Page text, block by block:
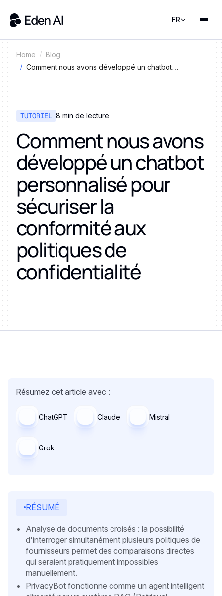
FR
Home
Blog
Comment nous avons développé un chatbot
TUTORIEL 8 min de lecture
Comment nous avons
développé un chatbot
personnalisé pour
sécuriser la
conformité aux
politiques de
confidentialité
Résumez cet article avec :
ChatGPT Claude Mistral
Grok
RÉSUMÉ
Analyse de documents croisés : la possibilité
d'interroger simultanément plusieurs politiques de
fournisseurs permet des comparaisons directes
qui seraient pratiquement impossibles
manuellement.
PrivacyBot fonctionne comme un agent intelligent